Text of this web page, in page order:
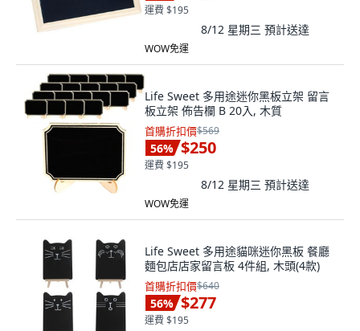
運費 $195
8/12 星期三 預計送達
WOW免運
Life Sweet 多用途迷你黑板立架 留言
板立架 佈告欄 B 20入, 木質
首購折扣價$569
56% $250
運費 $195
8/12 星期三 預計送達
WOW免運
Life Sweet 多用途貓咪迷你黑板 餐廳
麵包店店家留言板 4件組, 木頭(4款)
首購折扣價$640
56% $277
運費 $195